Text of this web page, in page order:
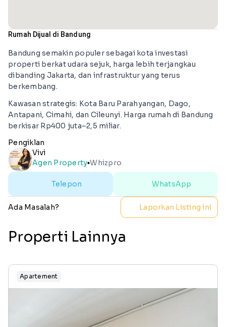
Rumah Dijual di Bandung
Bandung semakin populer sebagai kota investasi
properti berkat udara sejuk, harga lebih terjangkau
dibanding Jakarta, dan infrastruktur yang terus
berkembang.
Kawasan strategis: Kota Baru Parahyangan, Dago,
Antapani, Cimahi, dan Cileunyi. Harga rumah di Bandung
berkisar Rp400 juta–2,5 miliar.
Pengiklan
Vivi
Agen PropertylensWhizpro
Telepon WhatsApp
Ada Masalah? Laporkan Listing ini
Properti Lainnya
Apartement